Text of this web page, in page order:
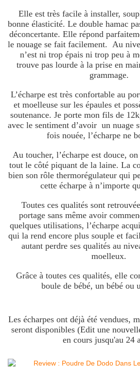
Elle est très facile à installer,
bonne élasticité. Le double hamac
déconcertante. Elle répond
le nouage se fait facilement. Au
n’est ni trop épais ni trop peu à
trouve pas lourde à la prise en
grammage.
L’écharpe est très confortable au
et moelleuse sur les épaules et
soutenance. Je porte mon fils de
avec le sentiment d’avoir un nuage
fois nouée, l’écharpe ne
Au toucher, l’écharpe est douce,
tout le côté piquant de la laine. La
bien son rôle thermorégulateur qui
cette écharpe à n’importe
Toutes ces qualités sont
portage sans même avoir
quelques utilisations, l’écharpe
qui la rend encore plus souple et
autant perdre ses qualités au
moelleux.
Grâce à toutes ces qualités, elle
boule de bébé, un bébé ou
Les écharpes ont déjà été vendues,
seront disponibles (Edit une
en cours jusqu'au 24